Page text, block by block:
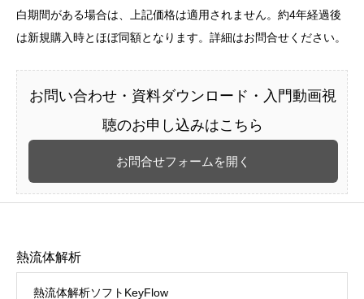
白期間がある場合は、上記価格は適用されません。約4年経過後
は新規購入時とほぼ同額となります。詳細はお問合せください。
お問い合わせ・資料ダウンロード・入門動画視
聴のお申し込みはこちら
お問合せフォームを開く
熱流体解析
熱流体解析ソフトKeyFlow